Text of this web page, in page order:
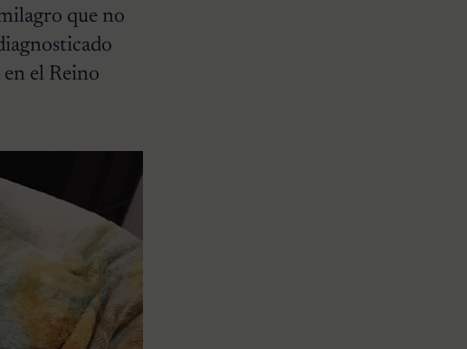
que no
el Reino